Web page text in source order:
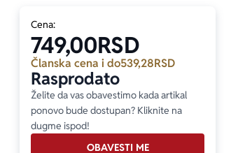
Cena:
749,00RSD
Članska cena i do539,28RSD
Rasprodato
Želite da vas obavestimo kada artikal
ponovo bude dostupan? Kliknite na
dugme ispod!
OBAVESTI ME